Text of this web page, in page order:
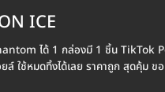
ICE
ได้ 1 กล่องมี 1 ชิ้น TikTok
ใช้หมดทิ้งได้เลย ราคาถูก สุดคุ้ม